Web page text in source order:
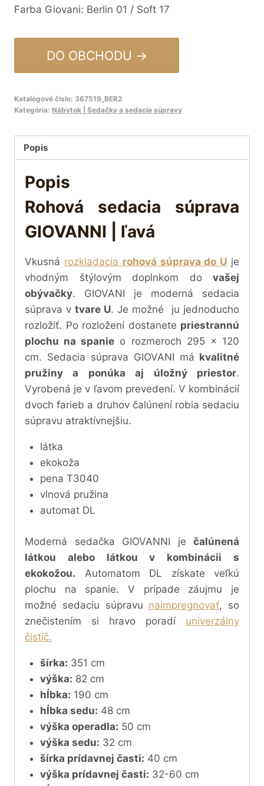
Farba Giovani: Berlin 01 / Soft 17
DO OBCHODU →
Katalógové číslo: 367519_BER2
Kategória: Nábytok | Sedačky a sedacie súpravy
Popis
Popis
Rohová sedacia súprava
GIOVANNI | ľavá
Vkusná rozkladacia rohová súprava do U je
vhodným štýlovým doplnkom do vašej
obývačky. GIOVANI je moderná sedacia
súprava v tvare U. Je možné ju jednoducho
rozložiť. Po rozložení dostanete priestrannú
plochu na spanie o rozmeroch 295 x 120
cm. Sedacia súprava GIOVANI má kvalitné
pružiny a ponúka aj úložný priestor.
Vyrobená je v ľavom prevedení. V kombinácií
dvoch farieb a druhov čalúnení robia sedaciu
súpravu atraktívnejšiu.
látka
ekokoža
pena T3040
vlnová pružina
automat DL
Moderná sedačka GIOVANNI je čalúnená
látkou alebo látkou v kombinácii s
ekokožou. Automatom DL získate veľkú
plochu na spanie. V prípade záujmu je
možné sedaciu súpravu naimpregnovať, so
znečistením si hravo poradí univerzálny
čistič.
šírka: 351 cm
výška: 82 cm
hĺbka: 190 cm
hĺbka sedu: 48 cm
výška operadla: 50 cm
výška sedu: 32 cm
šírka prídavnej časti: 40 cm
výška prídavnej časti: 32-60 cm